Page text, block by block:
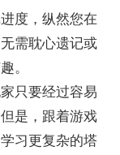
度，纵然您在
需耽心遗记或
。
只要经过容易
是，跟着游戏
习更复杂的塔